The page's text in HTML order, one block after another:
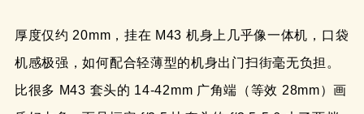
厚度仅约 20mm，挂在 M43 机身上几乎像一体机，口袋
机感极强，如何配合轻薄型的机身出门扫街毫无负担。
比很多 M43 套头的 14-42mm 广角端（等效 28mm）画